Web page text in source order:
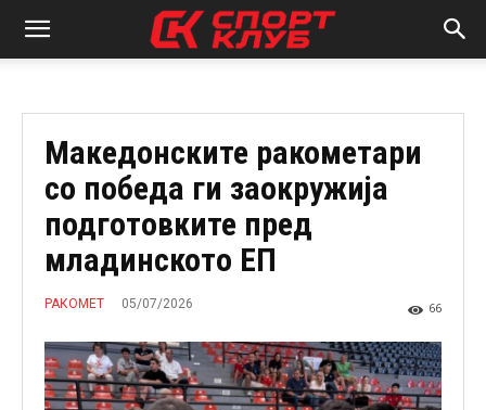
Македонските ракометари
со победа ги заокружија
подготовките пред
младинското ЕП
РАКОМЕТ 05/07/2026 66